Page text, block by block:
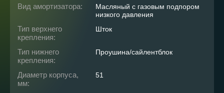
Вид амортизатора:
Масляный с газовым подпором
низкого давления
Тип верхнего
крепления:
Шток
Тип нижнего
крепления:
Проушина/сайлентблок
Диаметр корпуса,
мм:
51